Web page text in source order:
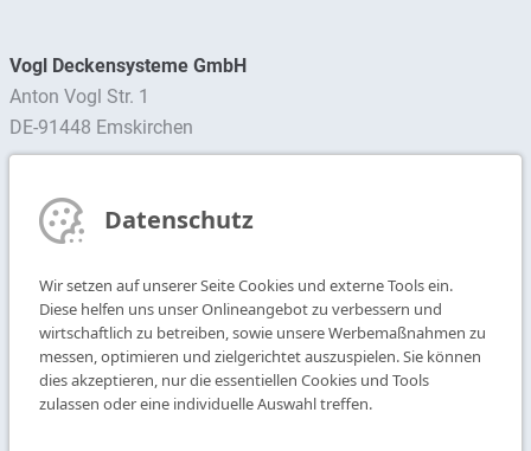
Vogl Deckensysteme GmbH
Anton Vogl Str. 1
DE-91448 Emskirchen
Newsletter abonnieren
+49 9104 825-0
+49 9104 825-250
info@vogl-deckensysteme.de
Datenschutz
Wir setzen auf unserer Seite Cookies und externe Tools ein.
Diese helfen uns unser Onlineangebot zu verbessern und
wirtschaftlich zu betreiben, sowie unsere Werbemaßnahmen zu
messen, optimieren und zielgerichtet auszuspielen. Sie können
dies akzeptieren, nur die essentiellen Cookies und Tools
zulassen oder eine individuelle Auswahl treffen.